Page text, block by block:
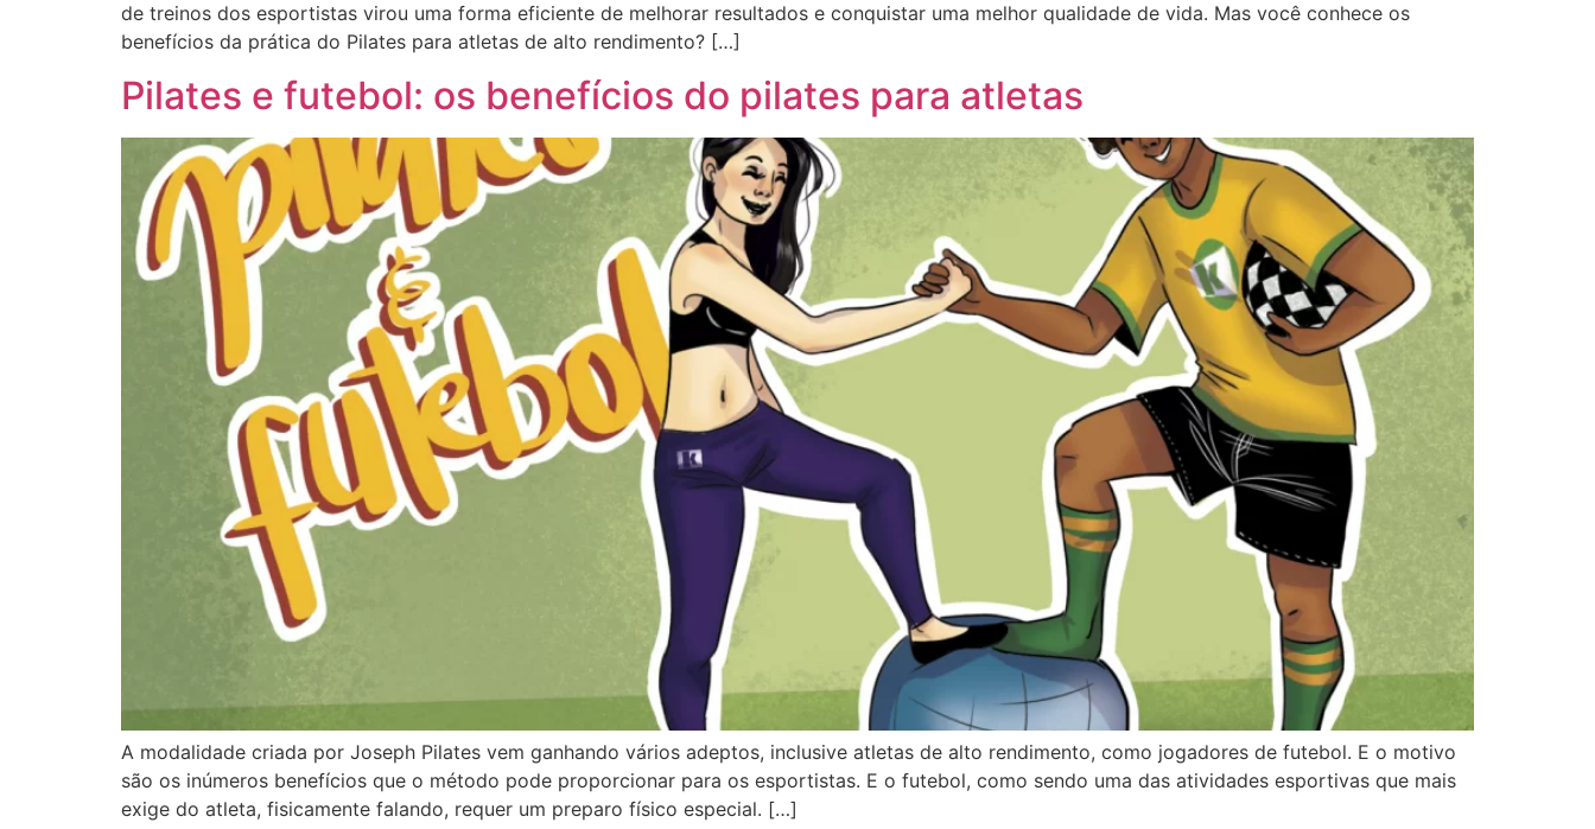
de treinos dos esportistas virou uma forma eficiente de melhorar resultados e conquistar uma melhor qualidade de vida. Mas você conhece os
benefícios da prática do Pilates para atletas de alto rendimento? […]
Pilates e futebol: os benefícios do pilates para atletas
A modalidade criada por Joseph Pilates vem ganhando vários adeptos, inclusive atletas de alto rendimento, como jogadores de futebol. E o motivo
são os inúmeros benefícios que o método pode proporcionar para os esportistas. E o futebol, como sendo uma das atividades esportivas que mais
exige do atleta, fisicamente falando, requer um preparo físico especial. […]